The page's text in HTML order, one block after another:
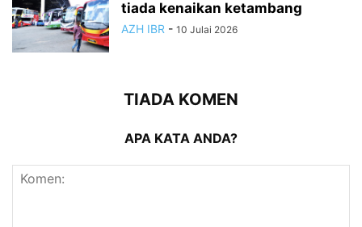
tiada kenaikan ketambang
AZH IBR - 10 Julai 2026
TIADA KOMEN
APA KATA ANDA?